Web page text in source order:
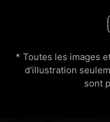
* Toutes les images
d'illustration
sont